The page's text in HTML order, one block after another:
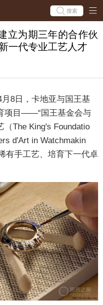
搜索
立为期三年的合作伙
一代专业工艺人才
8日，卡地亚与国王基
项目——“国王基金会与
The King's Foundatio
d'Art in Watchmakin
有手工艺、培育下一代卓